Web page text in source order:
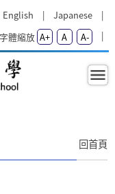
English
Japanese
字體縮放 A+ A A-
處 - 國立花
回首頁